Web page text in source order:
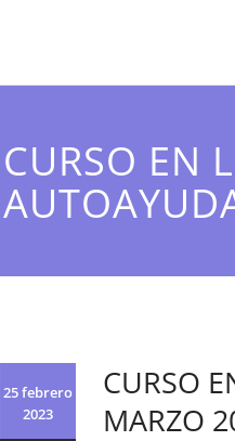
CURSO EN
25 febrero
2023
CURSO
MARZO